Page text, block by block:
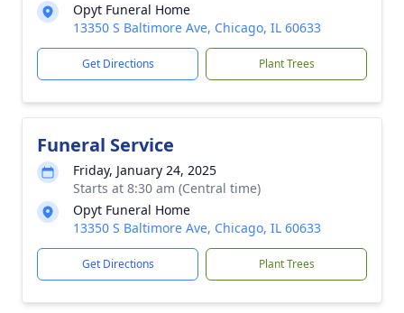
Opyt Funeral Home
13350 S Baltimore Ave, Chicago, IL 60633
Get Directions Plant Trees
Funeral Service
Friday, January 24, 2025
Starts at 8:30 am (Central time)
Opyt Funeral Home
13350 S Baltimore Ave, Chicago, IL 60633
Get Directions Plant Trees